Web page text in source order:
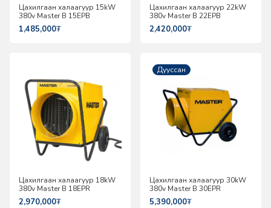
Цахилгаан халаагуур 15kW
380v Master B 15EPB
1,485,000₮
Цахилгаан халаагуур 22kW
380v Master B 22EPB
2,420,000₮
Цахилгаан халаагуур 18kW
380v Master B 18EPR
2,970,000₮
Дууссан
Цахилгаан халаагуур 30kW
380v Master B 30EPR
5,390,000₮